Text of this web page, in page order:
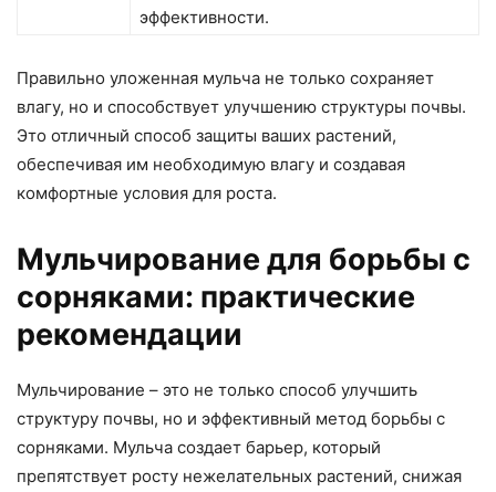
эффективности.
Правильно уложенная мульча не только сохраняет
влагу, но и способствует улучшению структуры почвы.
Это отличный способ защиты ваших растений,
обеспечивая им необходимую влагу и создавая
комфортные условия для роста.
Мульчирование для борьбы с
сорняками: практические
рекомендации
Мульчирование – это не только способ улучшить
структуру почвы, но и эффективный метод борьбы с
сорняками. Мульча создает барьер, который
препятствует росту нежелательных растений, снижая